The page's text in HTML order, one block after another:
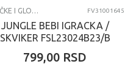
ZVEČKE I GLODALICE FV31001645
JUNGLE BEBI IGRACKA /
SKVIKER FSL23024B23/B
799,00 RSD